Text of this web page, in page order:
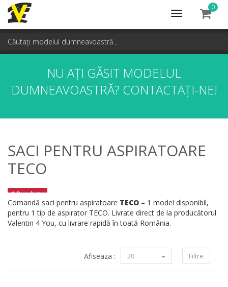
Toggle
navigation
0
NU AȚI GĂSIT MODELUL
DUMNEAVOASTRĂ? CONTACTAȚI-NE!
SACI PENTRU ASPIRATOARE
TECO
1 Rezultate
Comandă saci pentru aspiratoare TECO – 1 model disponibil,
pentru 1 tip de aspirator TECO. Livrate direct de la producătorul
Valentin 4 You, cu livrare rapidă în toată România.
Filtre
Afiseaza : 20